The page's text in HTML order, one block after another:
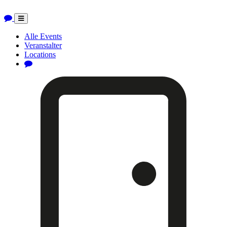
Toggle
navigation
Alle Events
Veranstalter
Locations